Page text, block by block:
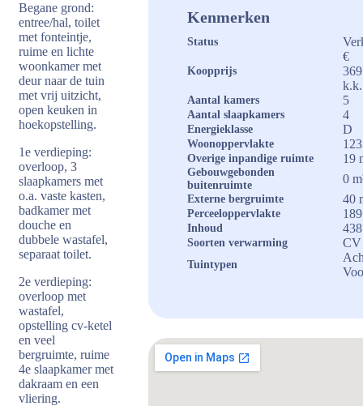
Begane grond:
entree/hal, toilet
met fonteintje,
ruime en lichte
woonkamer met
deur naar de tuin
met vrij uitzicht,
open keuken in
hoekopstelling.
1e verdieping:
overloop, 3
slaapkamers met
o.a. vaste kasten,
badkamer met
douche en
dubbele wastafel,
separaat toilet.
2e verdieping:
overloop met
wastafel,
opstelling cv-ketel
en veel
bergruimte, ruime
4e slaapkamer met
dakraam en een
vliering.
Kenmerken
Status
Koopprijs
€
k.k.
Aantal kamers 5
Aantal slaapkamers 4
Energieklasse D
Woonoppervlakte
Overige inpandige ruimte 19
Gebouwgebonden
buitenruimte
0
Externe bergruimte 40
Perceeloppervlakte
Inhoud
Soorten verwarming CV
Tuintypen